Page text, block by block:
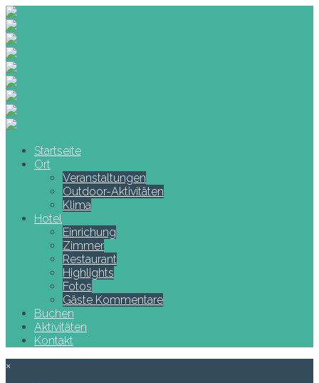
Startseite
Ort
Veranstaltungen
Outdoor-Aktivitäten
Klima
Hotel
Einrichung
Zimmer
Restaurant
Highlights
Fotos
Gäste Kommentare
Buchen
Aktivitäten
Kontakt
×